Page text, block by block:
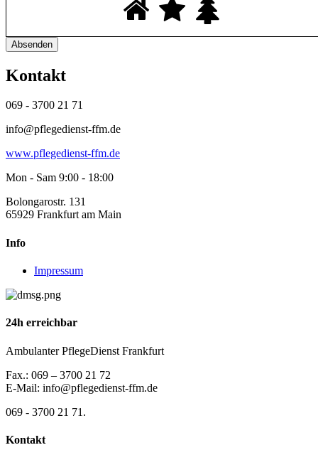
Kontakt
069 - 3700 21 71
info@pflegedienst-ffm.de
www.pflegedienst-ffm.de
Mon - Sam 9:00 - 18:00
Bolongarostr. 131
65929 Frankfurt am Main
Info
Impressum
24h erreichbar
Ambulanter PflegeDienst Frankfurt
Fax.: 069 – 3700 21 72
E-Mail: info@pflegedienst-ffm.de
069 - 3700 21 71.
Kontakt